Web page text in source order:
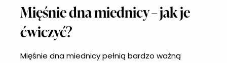
Mięśnie dna miednicy – jak je
ćwiczyć?
Mięśnie dna miednicy pełnią bardzo ważną